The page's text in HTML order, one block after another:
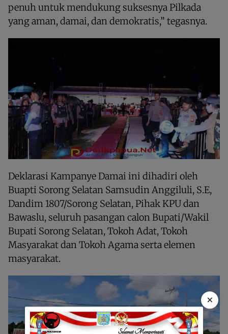
penuh untuk mendukung suksesnya Pilkada
yang aman, damai, dan demokratis,” tegasnya.
Deklarasi Kampanye Damai ini dihadiri oleh
Buapti Sorong Selatan Samsudin Anggiluli, S.E,
Dandim 1807/Sorong Selatan, Pihak KPU dan
Bawaslu, seluruh pasangan calon Bupati/Wakil
Bupati Sorong Selatan, Tokoh Adat, Tokoh
Masyarakat dan Tokoh Agama serta elemen
masyarakat.
×